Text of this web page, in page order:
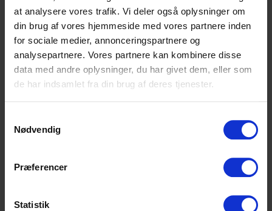
at analysere vores trafik. Vi deler også oplysninger om
din brug af vores hjemmeside med vores partnere inden
for sociale medier, annonceringspartnere og
analysepartnere. Vores partnere kan kombinere disse
data med andre oplysninger, du har givet dem, eller som
de har indsamlet fra din brug af deres tjenester.
Nødvendig
Præferencer
Statistik
Forhøj dit faste bidrag til
korpset:
Givertjeneste
Fulde navn
Fornavn